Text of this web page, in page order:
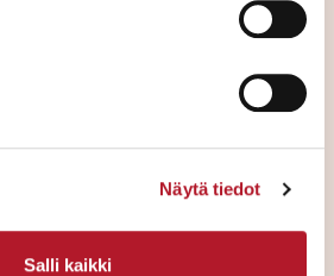
Näytä tiedot
Salli kaikki
(korut, kellot, design-
kulta- ja hopeaesineet)
messinkiset valaisimet,
suunnittelijaa
ovat mm: Alvar Aalto,
Lisa Johansson-Pape, Paavo
Nanny Still, Birger
Aarnio ja Gunnel Nyman.